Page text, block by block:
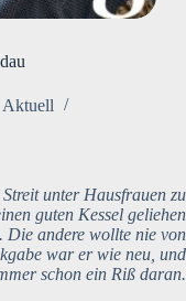
Aktuell
unter Hausfrauen zu
guten Kessel geliehen
andere wollte nie von
war er wie neu, und
schon ein Riß daran.